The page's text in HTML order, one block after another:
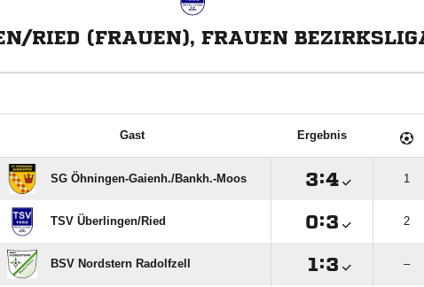
RIED (FRAUEN), FRAUEN
Gast Ergebnis
SG Öhningen-Gaienh./​Bankh.-Moos : 1
TSV Überlingen/​Ried : 2
BSV Nordstern Radolfzell : –